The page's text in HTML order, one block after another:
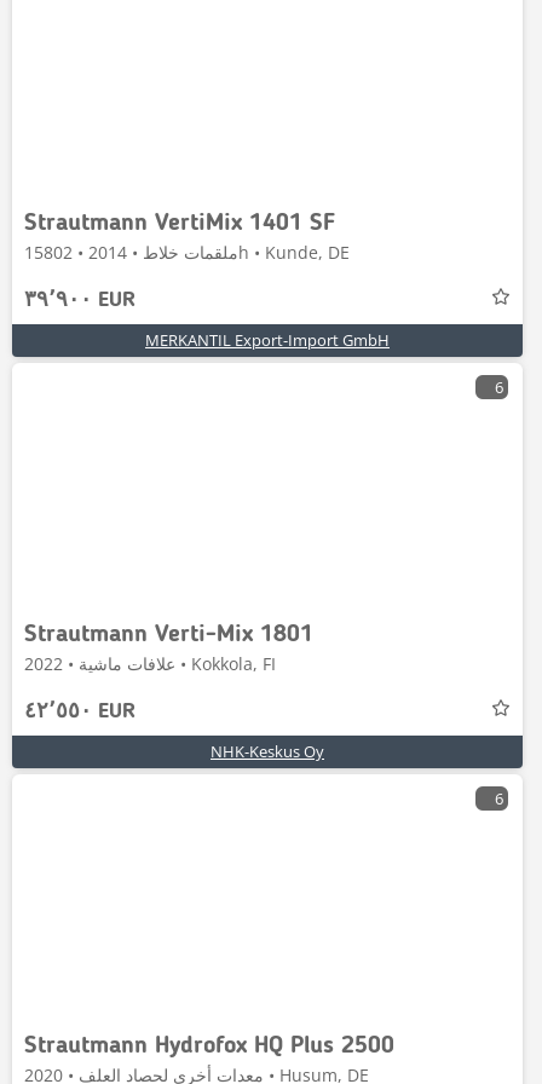
Strautmann VertiMix 1401 SF
ملقمات خلاط • 2014 • 15802h • Kunde, DE
٣٩٬٩٠٠ EUR
MERKANTIL Export-Import GmbH
6
Strautmann Verti-Mix 1801
علافات ماشية • 2022 • Kokkola, FI
٤٢٬٥٥٠ EUR
NHK-Keskus Oy
6
Strautmann Hydrofox HQ Plus 2500
معدات أخرى لحصاد العلف • 2020 • Husum, DE